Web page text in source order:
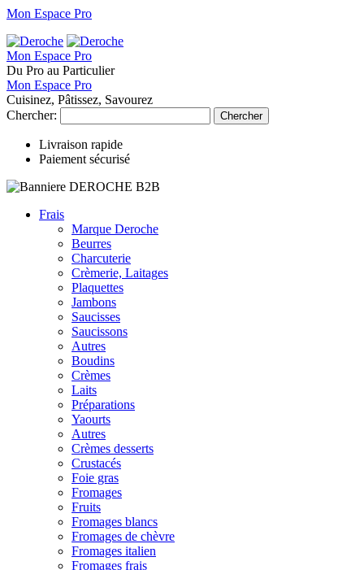
Mon Espace Pro
Mon Espace Pro
Du Pro au Particulier
Mon Espace Pro
Cuisinez, Pâtissez, Savourez
Chercher:
Chercher
Livraison rapide
Paiement sécurisé
Frais
Marque Deroche
Beurres
Charcuterie
Crèmerie, Laitages
Plaquettes
Jambons
Saucisses
Saucissons
Autres
Boudins
Crèmes
Laits
Préparations
Yaourts
Autres
Crèmes desserts
Crustacés
Foie gras
Fromages
Fruits
Fromages blancs
Fromages de chèvre
Fromages italien
Fromages frais